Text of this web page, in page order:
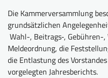
Die Kammerversammlung
grundsätzlichen
Wahl-, Beitrags‑,
Meldeordnung, die
die Entlastung des
vorgelegten Jahresberichts.